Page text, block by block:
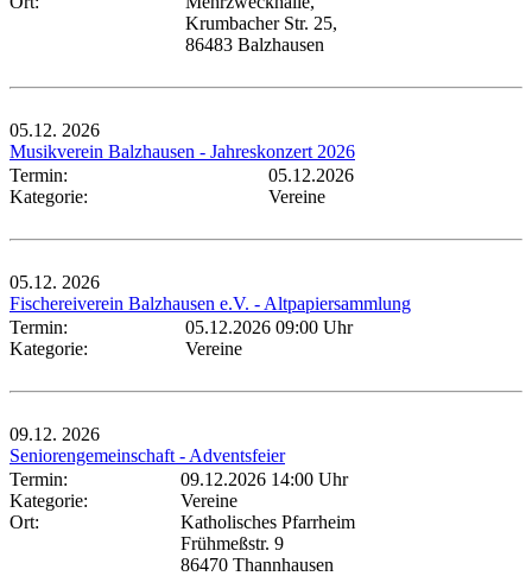
Krumbacher Str. 25,
86483 Balzhausen
05.12. 2026
Musikverein Balzhausen - Jahreskonzert 2026
Termin:
05.12.2026
Kategorie:
Vereine
05.12. 2026
Fischereiverein Balzhausen e.V. - Altpapiersammlung
Termin:
05.12.2026 09:00 Uhr
Kategorie:
Vereine
09.12. 2026
Seniorengemeinschaft - Adventsfeier
Termin:
09.12.2026 14:00 Uhr
Kategorie:
Vereine
Ort:
Katholisches Pfarrheim
Frühmeßstr. 9
86470 Thannhausen